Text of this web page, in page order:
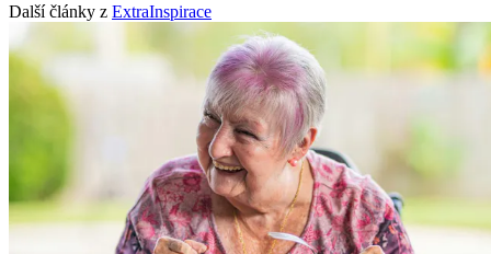
Další články z ExtraInspirace